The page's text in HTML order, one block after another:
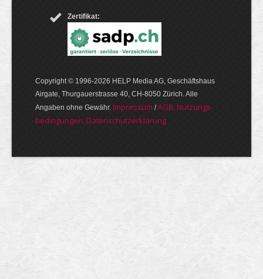
Zertifikat:
Copyright © 1996-2026 HELP Media AG, Geschäftshaus
Airgate, Thurgauer­strasse 40, CH-8050 Zürich. Alle
Angaben ohne Gewähr. Im­pres­sum /AGB, Nut­zungs­
bedin­gungen, Daten­schutz­er­klärung